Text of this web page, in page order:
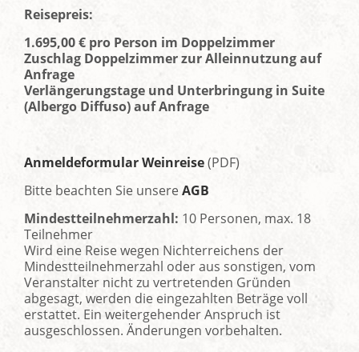
Reisepreis:
1.695,00 € pro Person im Doppelzimmer
Zuschlag Doppelzimmer zur Alleinnutzung auf
Anfrage
Verlängerungstage und Unterbringung in Suite
(Albergo Diffuso) auf Anfrage
Anmeldeformular Weinreise(PDF)
Bitte beachten Sie unsereAGB
Mindestteilnehmerzahl: 10 Personen, max. 18
Teilnehmer
Wird eine Reise wegen Nichterreichens der
Mindestteilnehmerzahl oder aus sonstigen, vom
Veranstalter nicht zu vertretenden Gründen
abgesagt, werden die eingezahlten Beträge voll
erstattet. Ein weitergehender Anspruch ist
ausgeschlossen. Änderungen vorbehalten.